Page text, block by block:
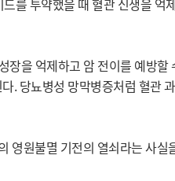
를 투약했을 때 혈관 신생을 억
을 억제하고 암 전이를 예방할
. 당뇨병성 망막병증처럼 혈관
원불멸 기전의 열쇠라는 사실